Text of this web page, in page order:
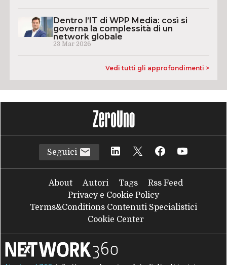
Dentro l’IT di WPP Media: così si
governa la complessità di un
network globale
23 Mar 2026
Vedi tutti gli approfondimenti >
Seguici
About Autori Tags
Rss Feed
Privacy e Cookie Policy
Terms&Conditions Contenuti Specialistici
Cookie Center